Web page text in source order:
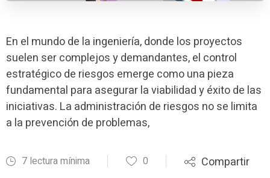
En el mundo de la ingeniería, donde los proyectos
suelen ser complejos y demandantes, el control
estratégico de riesgos emerge como una pieza
fundamental para asegurar la viabilidad y éxito de las
iniciativas. La administración de riesgos no se limita
a la prevención de problemas,
7 lectura mínima 0 Compartir